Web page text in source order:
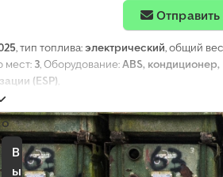
, тип топлива:электрический, общий
мест: 3, Оборудование:ABS, кондиционер,
(ESP),
е
с
я
н
о
В
ы